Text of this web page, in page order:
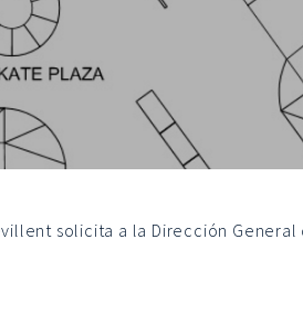
solicita a la Dirección